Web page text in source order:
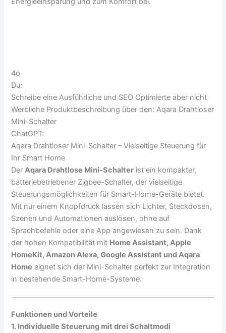
4o
Du:
Schreibe eine Ausführliche und SEO Optimierte aber nicht
Werbliche Produktbeschreibung über den: Aqara Drahtloser
Mini-Schalter
ChatGPT:
Aqara Drahtloser Mini-Schalter – Vielseitige Steuerung für
Ihr Smart Home
DerAqara Drahtlose Mini-Schalter ist ein kompakter,
batteriebetriebener Zigbee-Schalter, der vielseitige
Steuerungsmöglichkeiten für Smart-Home-Geräte bietet.
Mit nur einem Knopfdruck lassen sich Lichter, Steckdosen,
Szenen und Automationen auslösen, ohne auf
Sprachbefehle oder eine App angewiesen zu sein. Dank
der hohen Kompatibilität mit Home Assistant, Apple
HomeKit, Amazon Alexa, Google Assistant und Aqara
Home eignet sich der Mini-Schalter perfekt zur Integration
in bestehende Smart-Home-Systeme.
Funktionen und Vorteile
1. Individuelle Steuerung mit drei Schaltmodi